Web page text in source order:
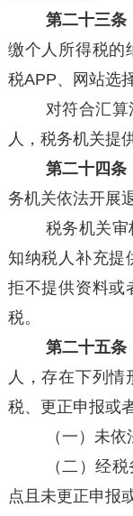
第二十三条
缴个人所得税的
税APP、网站选
对符合汇
人，税务机关提
第二十四条
务机关依法开展
税务机关
知纳税人补充提
拒不提供资料或
税。
第二十五条
人，存在下列
税、更正申报或
（一）未
（二）经
点且未更正申报